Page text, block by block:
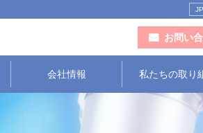
JP
お問い
会社情報 私たちの取り